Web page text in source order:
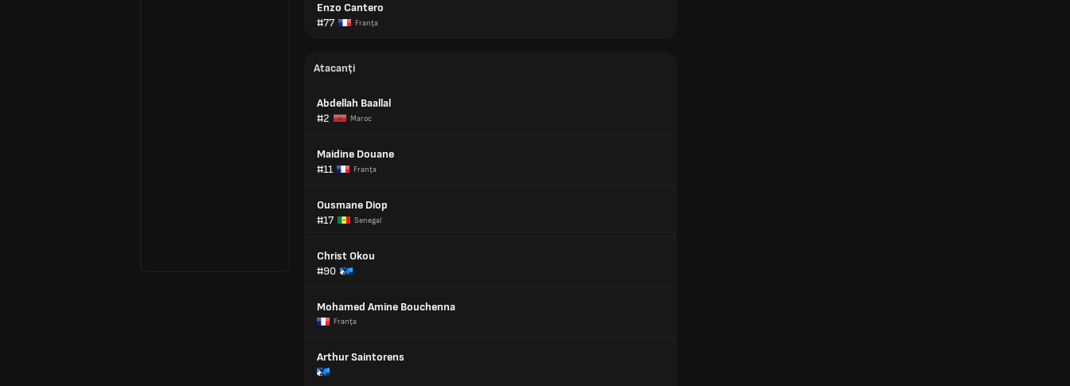
Enzo Cantero
#77
Franţa
Atacanți
Abdellah Baallal
#2
Maroc
Maidine Douane
#11
Franţa
Ousmane Diop
#17
Senegal
Christ Okou
#90
Mohamed Amine Bouchenna
Franţa
Arthur Saintorens